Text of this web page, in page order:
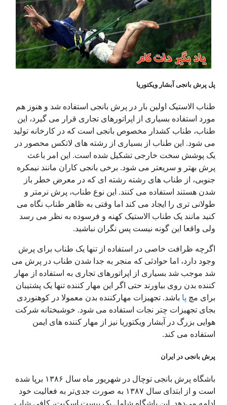
پل پرش بانجی آبشار ویکتوریا
طناب الاستیک اولین بار در پرش بانجی استفاده شد و هنوز هم
مورد استفاده بسیاری از اپراتورهای تجاری قرار می گیرد، این
طناب، طناب کشدار مخصوص بانجی است که در کارخانه تولید
می شود. این طناب از بسیاری از رشته های لاتکس محصور در
یک پوشش سخت خارجی تشکیل شده است. این امر باعث
پرش بهتر و سریعتر می شود. برخی بانجی کاران مانند نیمکره
جنوبی، از طناب های رشته رشته ای که در معرض خطر باز
شدن هستند استفاده می کنند. این نوع طناب، پرش نرمتر و
طولانی تری را ایجاد می کند اما وقتی به ظاهر طناب نگاه می
کنید مانند یک طناب الاستیک کهنه و فرسوده به نظر می رسد
ولی واقعا این گونه نیست پس نگران نباشید.
اگرچه ظرافت خاصی در استفاده از تنها یک طناب برای پرش
وجود دارد، اما حوادثی که منجر به جدا شدن طناب در پرش می
شد موجب شد بسیاری از اپراتورهای تجاری به استفاده از مهار
کننده بدن روی بیاورند حتی اگر این مهار کننده تنها یک پشتیبان
برای مچ پا باشد. تجهیزات مهارکننده بدن معمولا در کوهنوردی
بجای تجهیزات چتر نجات استفاده می شود. خوشبختانه شرکت
هوایی بزرگ در آبشار ویکتوریا نیز از مهار کننده های ایمن
استفاده می کند.
پرش بانجی در ایران
باشگاه پرش بانجی توچال در شهریور ماه سال ۱۳۸۶ برپا شده‌
است و از ابتدای سال ۱۳۸۷ به صورت جدی‌تر به فعالیت خود
ادامه می‌دهد. این باشگاه شامل یک پیست اسکیت، کافی شاپ